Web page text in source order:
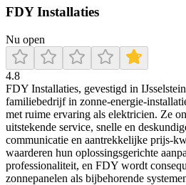
FDY Installaties
Nu open
4.8
FDY Installaties, gevestigd in
familiebedrijf in zonne-energie-
met ruime ervaring als elektricien. Ze
uitstekende service, snelle en
communicatie en aantrekkelijke prijs-
waarderen hun oplossingsgerichte
professionaliteit, en FDY wordt
zonnepanelen als bijbehorende